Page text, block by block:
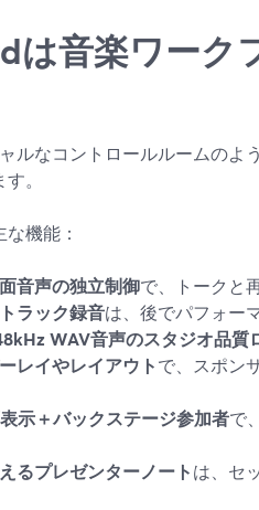
は音楽ワーク
ルなコントロールルームのよ
。
機能：
音声の独立制御で、トークと
ラック録音は、後でパフォー
WAV音声のスタジオ品質
レイやレイアウトで、スポン
示＋バックステージ参加者で
るプレゼンターノートは、セ